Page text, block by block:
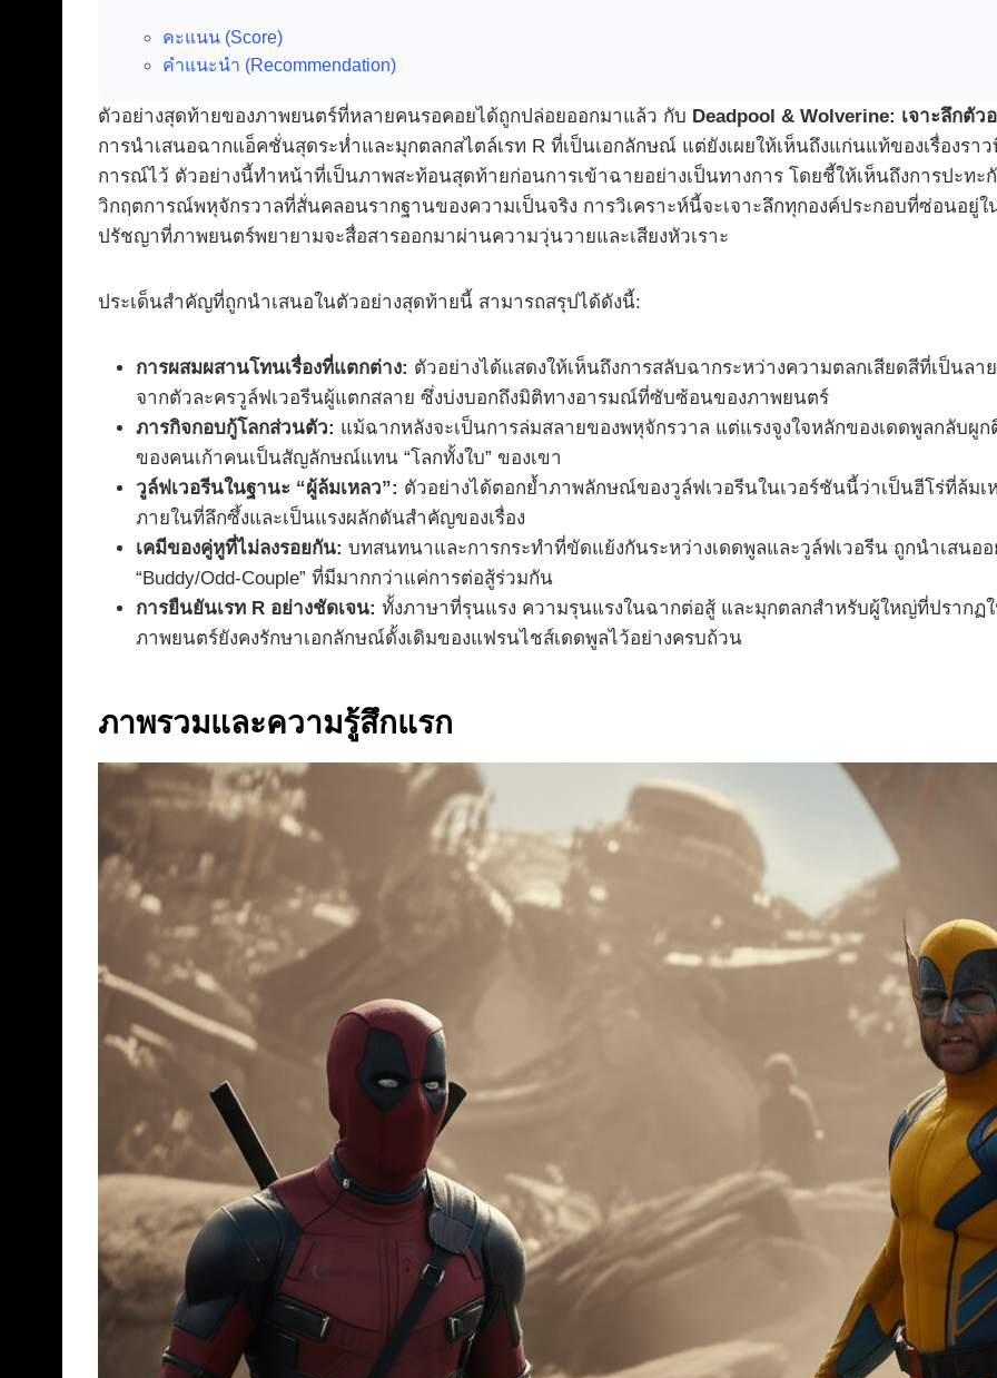
คะแนน (Score)
คำแนะนำ (Recommendation)
ตัวอย่างสุดท้ายของภาพยนตร์ที่หลายคนรอคอยได้ถูกปล่อยออกมาแล้ว กับ Deadpool & Wolverine: เจาะลึกตั
การนำเสนอฉากแอ็คชั่นสุดระห่ำและมุกตลกสไตล์เรท R ที่เป็นเอกลักษณ์ แต่ยังเผยให้เห็นถึงแก่นแท้ของเรื่องร
การณ์ไว้ ตัวอย่างนี้ทำหน้าที่เป็นภาพสะท้อนสุดท้ายก่อนการเข้าฉายอย่างเป็นทางการ โดยชี้ให้เห็นถึงการปะท
วิกฤตการณ์พหุจักรวาลที่สั่นคลอนรากฐานของความเป็นจริง การวิเคราะห์นี้จะเจาะลึกทุกองค์ประกอบที่ซ่อนอยู่
ปรัชญาที่ภาพยนตร์พยายามจะสื่อสารออกมาผ่านความวุ่นวายและเสียงหัวเราะ
ประเด็นสำคัญที่ถูกนำเสนอในตัวอย่างสุดท้ายนี้ สามารถสรุปได้ดังนี้:
การผสมผสานโทนเรื่องที่แตกต่าง: ตัวอย่างได้แสดงให้เห็นถึงการสลับฉากระหว่างความตลกเสียดสีที่เป็นล
จากตัวละครวูล์ฟเวอรีนผู้แตกสลาย ซึ่งบ่งบอกถึงมิติทางอารมณ์ที่ซับซ้อนของภาพยนตร์
ภารกิจกอบกู้โลกส่วนตัว: แม้ฉากหลังจะเป็นการล่มสลายของพหุจักรวาล แต่แรงจูงใจหลักของเดดพูลกลับผู
ของคนเก้าคนเป็นสัญลักษณ์แทน “โลกทั้งใบ” ของเขา
วูล์ฟเวอรีนในฐานะ “ผู้ล้มเหลว”: ตัวอย่างได้ตอกย้ำภาพลักษณ์ของวูล์ฟเวอรีนในเวอร์ชันนี้ว่าเป็นฮีโร่ที่ล้มเ
ภายในที่ลึกซึ้งและเป็นแรงผลักดันสำคัญของเรื่อง
เคมีของคู่หูที่ไม่ลงรอยกัน: บทสนทนาและการกระทำที่ขัดแย้งกันระหว่างเดดพูลและวูล์ฟเวอรีน ถูกนำเสนอ
“Buddy/Odd-Couple” ที่มีมากกว่าแค่การต่อสู้ร่วมกัน
การยืนยันเรท R อย่างชัดเจน: ทั้งภาษาที่รุนแรง ความรุนแรงในฉากต่อสู้ และมุกตลกสำหรับผู้ใหญ่ที่ปราก
ภาพยนตร์ยังคงรักษาเอกลักษณ์ดั้งเดิมของแฟรนไชส์เดดพูลไว้อย่างครบถ้วน
ภาพรวมและความรู้สึกแรก